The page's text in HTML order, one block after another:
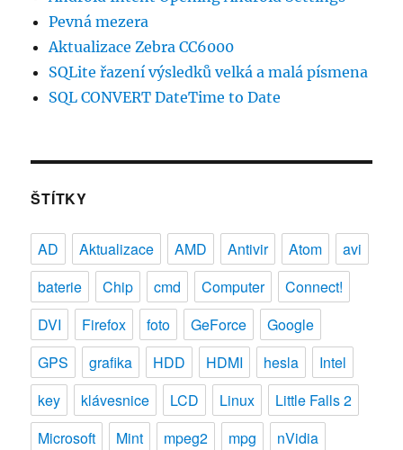
Pevná mezera
Aktualizace Zebra CC6000
SQLite řazení výsledků velká a malá písmena
SQL CONVERT DateTime to Date
ŠTÍTKY
AD Aktualizace AMD Antivir Atom
avi
baterie
Chip cmd Computer
Connect!
DVI
Firefox foto GeForce
Google
GPS
grafika HDD HDMI hesla
Intel
key
klávesnice LCD Linux
Little Falls 2
Microsoft
Mint mpeg2 mpg
nVidia